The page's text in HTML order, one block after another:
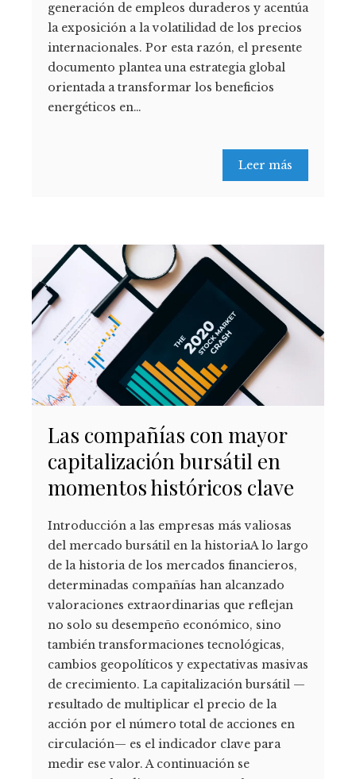
generación de empleos duraderos y acentúa
la exposición a la volatilidad de los precios
internacionales. Por esta razón, el presente
documento plantea una estrategia global
orientada a transformar los beneficios
energéticos en…
Leer más
Las compañías con mayor
capitalización bursátil en
momentos históricos clave
Introducción a las empresas más valiosas
del mercado bursátil en la historiaA lo largo
de la historia de los mercados financieros,
determinadas compañías han alcanzado
valoraciones extraordinarias que reflejan
no solo su desempeño económico, sino
también transformaciones tecnológicas,
cambios geopolíticos y expectativas masivas
de crecimiento. La capitalización bursátil —
resultado de multiplicar el precio de la
acción por el número total de acciones en
circulación— es el indicador clave para
medir ese valor. A continuación se